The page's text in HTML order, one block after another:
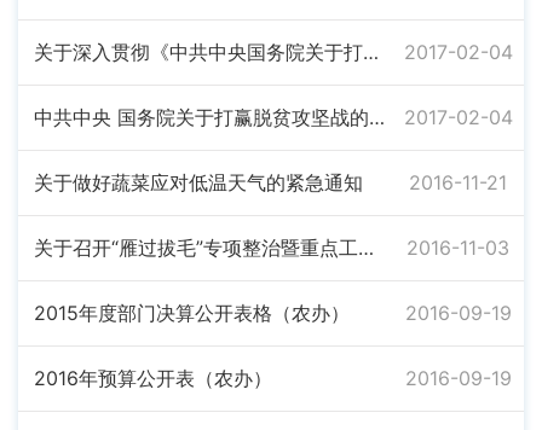
关于深入贯彻《中共中央国务院关于打赢脱贫攻坚战的决定》的实施意见 2017-02-04
中共中央 国务院关于打赢脱贫攻坚战的决定 2017-02-04
关于做好蔬菜应对低温天气的紧急通知 2016-11-21
关于召开“雁过拔毛”专项整治暨重点工作推进会的通知 2016-11-03
2015年度部门决算公开表格（农办） 2016-09-19
2016年预算公开表（农办） 2016-09-19